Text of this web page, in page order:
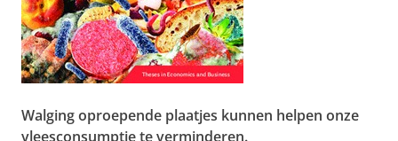
Walging oproepende plaatjes kunnen helpen onze
vleesconsumptie te verminderen.